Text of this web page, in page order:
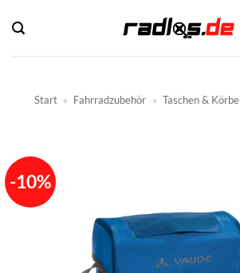
Inhalt
springen
Start » Fahrradzubehör » Taschen & Körbe
-10%